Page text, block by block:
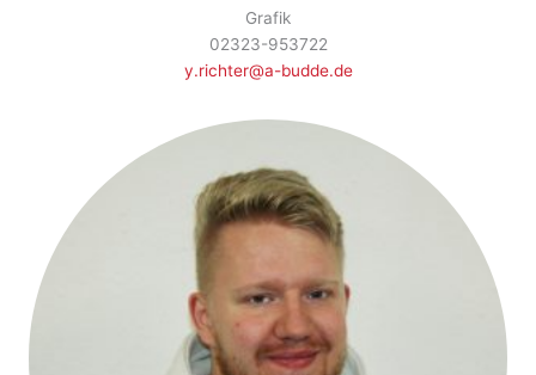
Grafik
02323-953722
y.richter@a-budde.de